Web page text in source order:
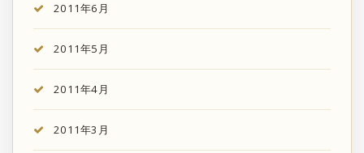
2011年6月
2011年5月
2011年4月
2011年3月